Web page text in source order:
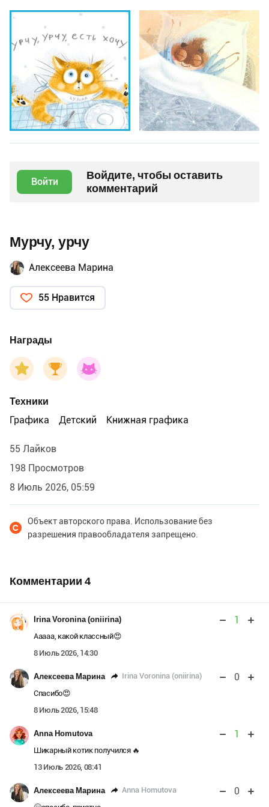
Войти
Войдите, чтобы оставить
комментарий
Мурчу, урчу
Алексеева Марина
55 Нравится
Награды
Техники
Графика
Детский Книжная графика
55 Лайков
198 Просмотров
8 Июль 2026, 05:59
Объект авторского права. Использование без
разрешения правообладателя запрещено.
Комментарии 4
Irina Voronina (oniirina) 1
Ааааа, какой классный😍
8 Июль 2026, 14:30
Алексеева Марина Irina Voronina (oniirina) 0
Спасибо😍
8 Июль 2026, 15:48
Anna Homutova 1
Шикарный котик получился 🔥
13 Июль 2026, 08:41
Алексеева Марина Anna Homutova 0